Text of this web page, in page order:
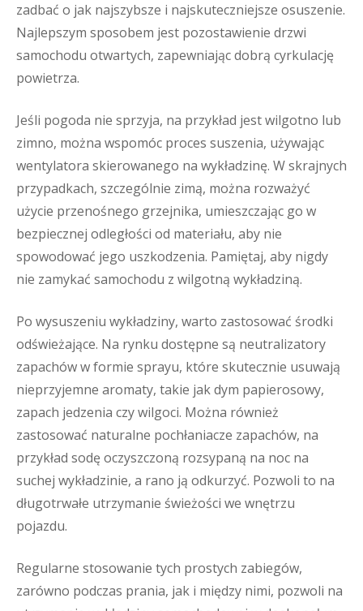
zadbać o jak najszybsze i najskuteczniejsze osuszenie.
Najlepszym sposobem jest pozostawienie drzwi
samochodu otwartych, zapewniając dobrą cyrkulację
powietrza.
Jeśli pogoda nie sprzyja, na przykład jest wilgotno lub
zimno, można wspomóc proces suszenia, używając
wentylatora skierowanego na wykładzinę. W skrajnych
przypadkach, szczególnie zimą, można rozważyć
użycie przenośnego grzejnika, umieszczając go w
bezpiecznej odległości od materiału, aby nie
spowodować jego uszkodzenia. Pamiętaj, aby nigdy
nie zamykać samochodu z wilgotną wykładziną.
Po wysuszeniu wykładziny, warto zastosować środki
odświeżające. Na rynku dostępne są neutralizatory
zapachów w formie sprayu, które skutecznie usuwają
nieprzyjemne aromaty, takie jak dym papierosowy,
zapach jedzenia czy wilgoci. Można również
zastosować naturalne pochłaniacze zapachów, na
przykład sodę oczyszczoną rozsypaną na noc na
suchej wykładzinie, a rano ją odkurzyć. Pozwoli to na
długotrwałe utrzymanie świeżości we wnętrzu
pojazdu.
Regularne stosowanie tych prostych zabiegów,
zarówno podczas prania, jak i między nimi, pozwoli na